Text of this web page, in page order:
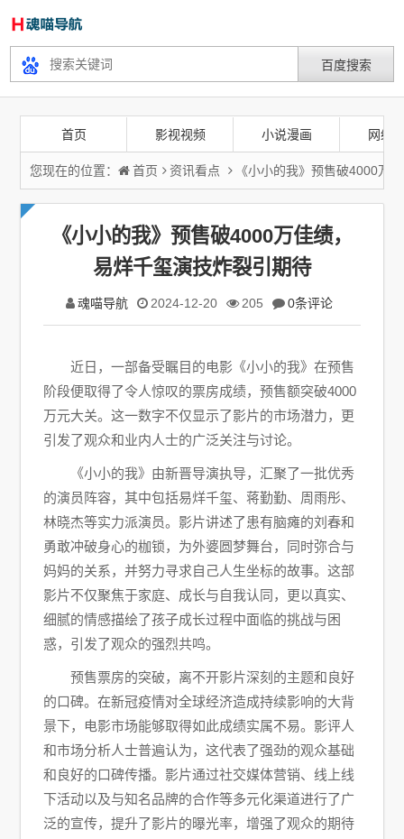
首页 影视视频 小说漫画 网络
您现在的位置： 首页 资讯看点 《小小的我》预售破4000万
《小小的我》预售破4000万佳绩，
易烊千玺演技炸裂引期待
魂喵导航 2024-12-20 205 0条评论
近日，一部备受瞩目的电影《小小的我》在预售
阶段便取得了令人惊叹的票房成绩，预售额突破4000
万元大关。这一数字不仅显示了影片的市场潜力，更
引发了观众和业内人士的广泛关注与讨论。
《小小的我》由新晋导演执导，汇聚了一批优秀
的演员阵容，其中包括易烊千玺、蒋勤勤、周雨彤、
林晓杰等实力派演员。影片讲述了患有脑瘫的刘春和
勇敢冲破身心的枷锁，为外婆圆梦舞台，同时弥合与
妈妈的关系，并努力寻求自己人生坐标的故事。这部
影片不仅聚焦于家庭、成长与自我认同，更以真实、
细腻的情感描绘了孩子成长过程中面临的挑战与困
惑，引发了观众的强烈共鸣。
预售票房的突破，离不开影片深刻的主题和良好
的口碑。在新冠疫情对全球经济造成持续影响的大背
景下，电影市场能够取得如此成绩实属不易。影评人
和市场分析人士普遍认为，这代表了强劲的观众基础
和良好的口碑传播。影片通过社交媒体营销、线上线
下活动以及与知名品牌的合作等多元化渠道进行了广
泛的宣传，提升了影片的曝光率，增强了观众的期待